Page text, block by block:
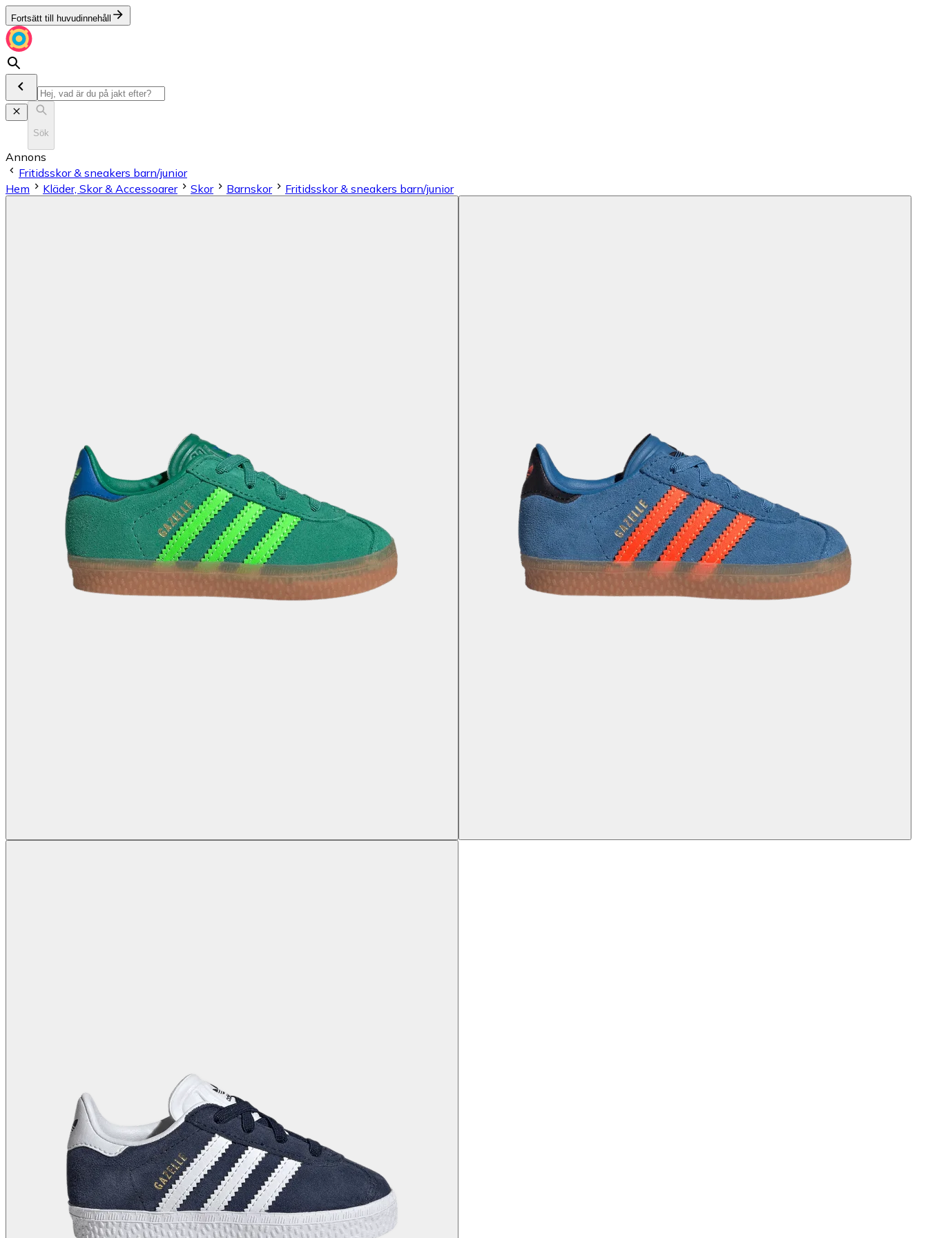
Fortsätt till huvudinnehåll
Sök
Annons
Fritidsskor & sneakers barn/junior
Hem
Kläder, Skor & Accessoarer Skor Barnskor Fritidsskor & sneakers barn/junior